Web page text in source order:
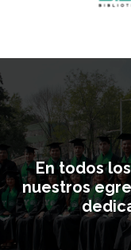
En todos
nuestros